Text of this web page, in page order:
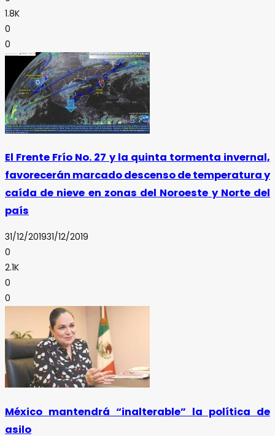
1.8K
0
0
El Frente Frío No. 27 y la quinta tormenta invernal,
favorecerán marcado descenso de temperatura y
caída de nieve en zonas del Noroeste y Norte del
país
31/12/201931/12/2019
0
2.1K
0
0
México mantendrá “inalterable” la política de
asilo